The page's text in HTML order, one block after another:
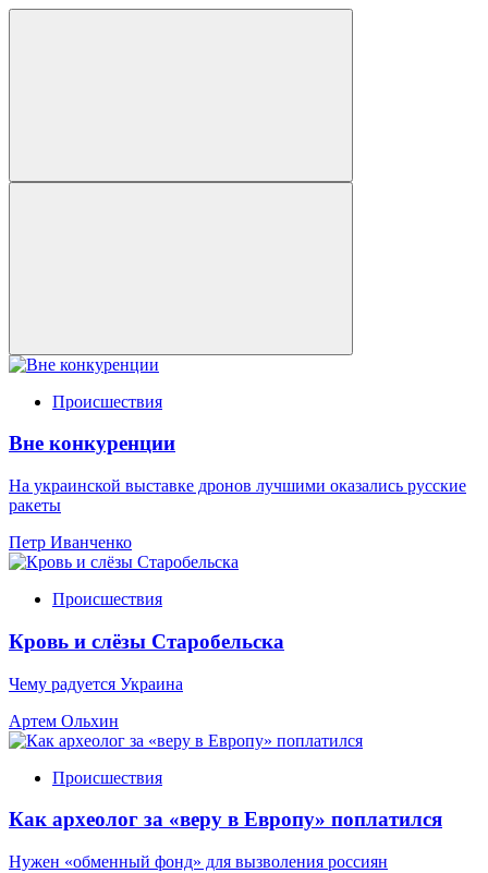
Происшествия
Вне конкуренции
На украинской выставке дронов лучшими оказались русские
ракеты
Петр Иванченко
Происшествия
Кровь и слёзы Старобельска
Чему радуется Украина
Артем Ольхин
Происшествия
Как археолог за «веру в Европу» поплатился
Нужен «обменный фонд» для вызволения россиян